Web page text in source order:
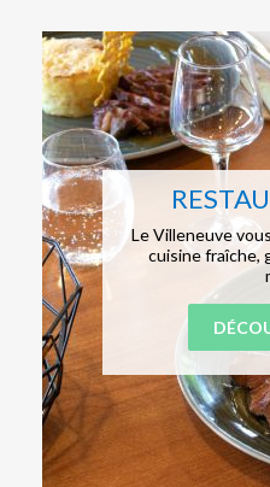
Le Villeneuve
cuisine fraîche,